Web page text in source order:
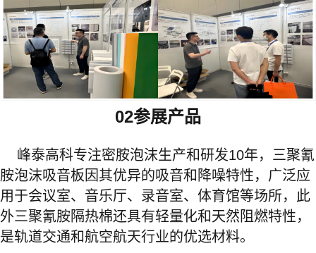
02参展产品
峰泰高科专注密胺泡沫生产和研发10年，三聚氰
胺泡沫吸音板因其优异的吸音和降噪特性，广泛应
用于会议室、音乐厅、录音室、体育馆等场所，此
外三聚氰胺隔热棉还具有轻量化和天然阻燃特性，
是轨道交通和航空航天行业的优选材料。